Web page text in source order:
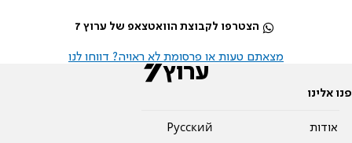
הצטרפו לקבוצת הוואטצאפ של ערוץ 7
מצאתם טעות או פרסומת לא ראויה? דווחו לנו
פנו אלינו
אודות
Pусский